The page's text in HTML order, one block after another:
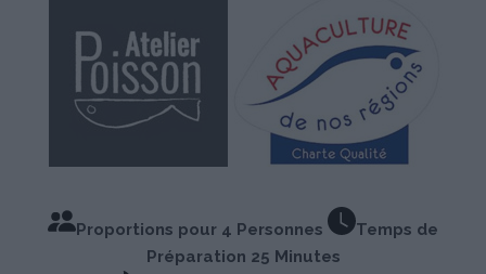
Proportions pour 4 Personnes
Temps de
Préparation 25 Minutes